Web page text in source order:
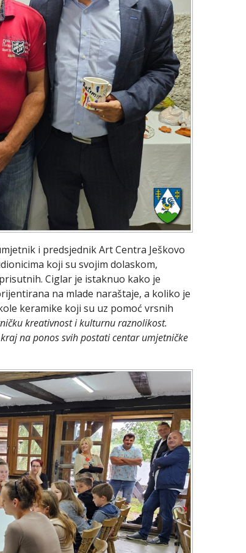
i predsjednik Art Centra Ješkovo
koji su svojim dolaskom,
Ciglar je istaknuo kako je
na mlade naraštaje, a koliko je
keramike koji su uz pomoć vrsnih
kreativnost i kulturnu raznolikost.
na ponos svih postati centar umjetničke